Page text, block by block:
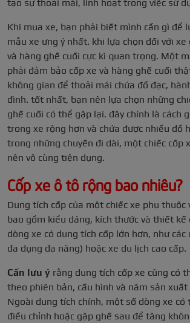
tạo sự thoải mái, linh hoạt trong việc sử
Khi mua xe, bạn phải biết mình cần gì để
mẫu xe ưng ý nhất. khi lựa chọn đối với xe
và hàng ghế cuối cực kì quan trọng. Một
phải đảm bảo cốp xe và hàng ghế cuối
không gian để thoải mái chứa đồ đạc,
đình. tốt nhất, bạn nên lựa chọn những
ghế cuối có thể gập lại. đây chính là cách
trong xe rộng hơn và chứa được nhiều đồ
trong những chuyến đi dài, một chiếc cốp
nên vô cùng tiện dụng.
Cốp xe ô tô rộng bao nhiêu?
Dung tích cốp của một chiếc xe phụ thuộc
bao gồm kiểu dáng, kích thước và thiết kế
dòng xe có dung tích cốp lớn hơn, như các
đa dụng đa năng) hoặc xe du lịch cao cấp.
Cần lưu ý rằng dung tích cốp xe cũng có
theo phiên bản, cấu hình và năm sản xuất
Ngoài dung tích chính, một số dòng xe có
điều chỉnh hoặc gập ghế sau để tăng